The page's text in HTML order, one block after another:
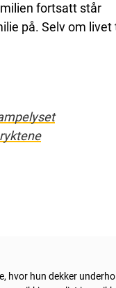
fortsatt står
på. Selv om livet
hun dekker